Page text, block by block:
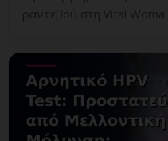
ραντεβού στη Vital Woma